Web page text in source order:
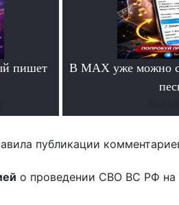
пишет
В MAX уже можно
публикации
о проведении СВО ВС РФ